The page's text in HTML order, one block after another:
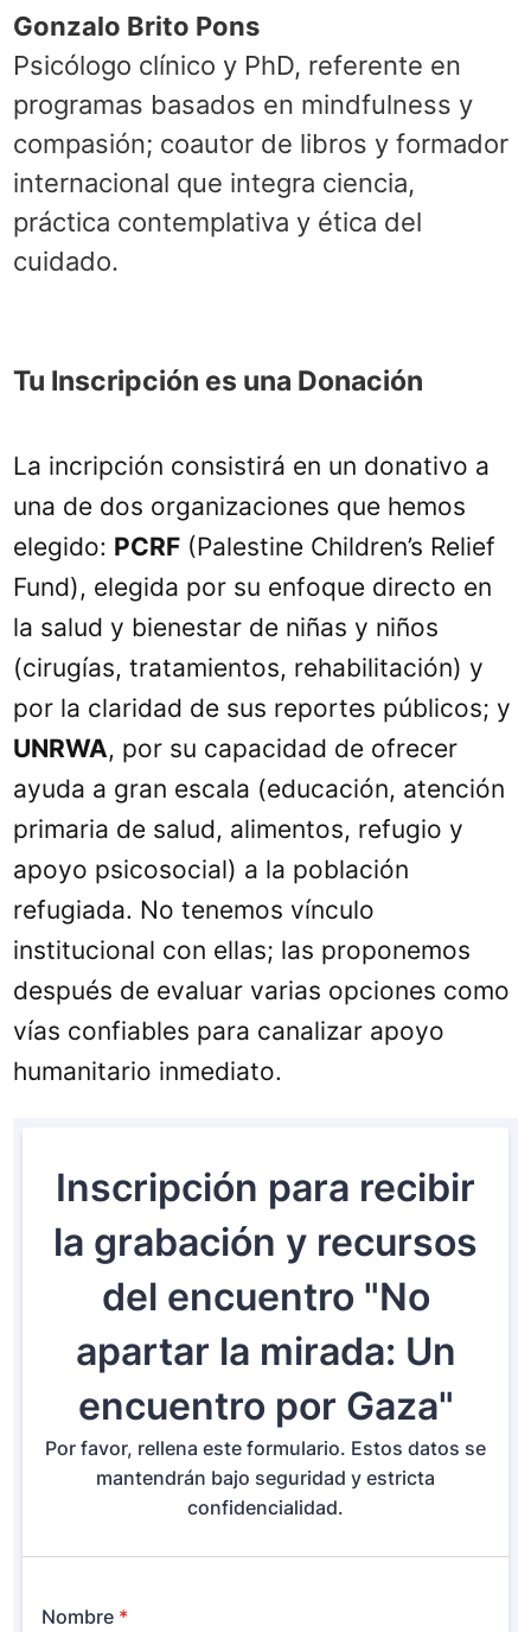
Gonzalo Brito Pons
Psicólogo clínico y PhD, referente en
programas basados en mindfulness y
compasión; coautor de libros y formador
internacional que integra ciencia,
práctica contemplativa y ética del
cuidado.
Tu Inscripción es una Donación
La incripción consistirá en un donativo a
una de dos organizaciones que hemos
elegido: PCRF (Palestine Children’s Relief
Fund), elegida por su enfoque directo en
la salud y bienestar de niñas y niños
(cirugías, tratamientos, rehabilitación) y
por la claridad de sus reportes públicos; y
UNRWA, por su capacidad de ofrecer
ayuda a gran escala (educación, atención
primaria de salud, alimentos, refugio y
apoyo psicosocial) a la población
refugiada. No tenemos vínculo
institucional con ellas; las proponemos
después de evaluar varias opciones como
vías confiables para canalizar apoyo
humanitario inmediato.